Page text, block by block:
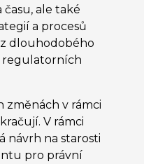
ale také
a procesů
dlouhodobého
regulatorních
v rámci
V rámci
návrh na starosti
pro právní